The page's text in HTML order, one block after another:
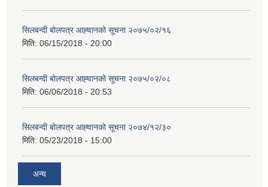
सिलबन्दी बोलपत्र आह्‍वानको सूचना २०७५/०२/१६
मिति: 06/15/2018 - 20:00
सिलबन्दी बोलपत्र आह्‍वानको सूचना २०७५/०२/०८
मिति: 06/06/2018 - 20:53
सिलबन्दी बोलपत्र आह्‍वानको सूचना २०७४/१२/३०
मिति: 05/23/2018 - 15:00
अन्य